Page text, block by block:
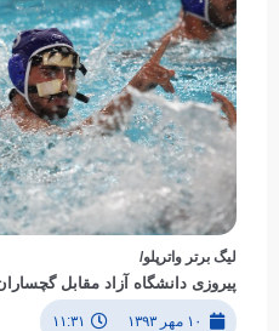
لیگ برتر واترپلو/
پیروزی دانشگاه آزاد مقابل گچساران
۱۰ مهر ۱۳۹۳ ۱۱:۳۱